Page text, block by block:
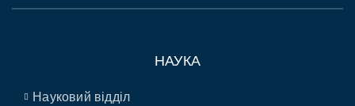
НАУКА
Науковий відділ